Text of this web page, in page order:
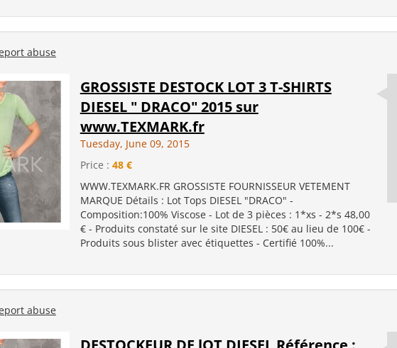
abuse
GROSSISTE DESTOCK LOT 3 T-SHIRTS
DIESEL " DRACO" 2015 sur
www.TEXMARK.fr
Tuesday, June 09, 2015
Price : 48 €
WWW.TEXMARK.FR GROSSISTE FOURNISSEUR VETEMENT
MARQUE Détails : Lot Tops DIESEL "DRACO" -
Composition:100% Viscose - Lot de 3 pièces : 1*xs - 2*s 48,00
€ - Produits constaté sur le site DIESEL : 50€ au lieu de 100€ -
Produits sous blister avec étiquettes - Certifié 100%...
abuse